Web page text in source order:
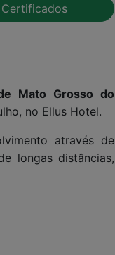
Mato Grosso do
no Ellus Hotel.
através de
longas distâncias,